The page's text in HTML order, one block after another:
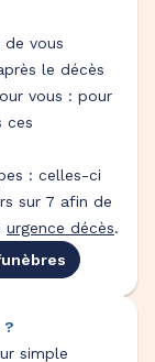
de vous
le décès
vous : pour
ces
: celles-ci
sur 7 afin de
urgence décès.
?
simple